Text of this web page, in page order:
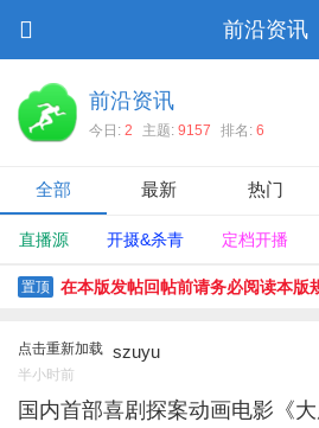
前沿资讯
前沿资讯
今日: 2 主题: 9157 排名: 6
全部 最新 热门
直播源 开摄&杀青 定档开播
置顶 在本版发帖回帖前请务必阅读本版
点击重新加载 szuyu
半小时前
国内首部喜剧探案动画电影《